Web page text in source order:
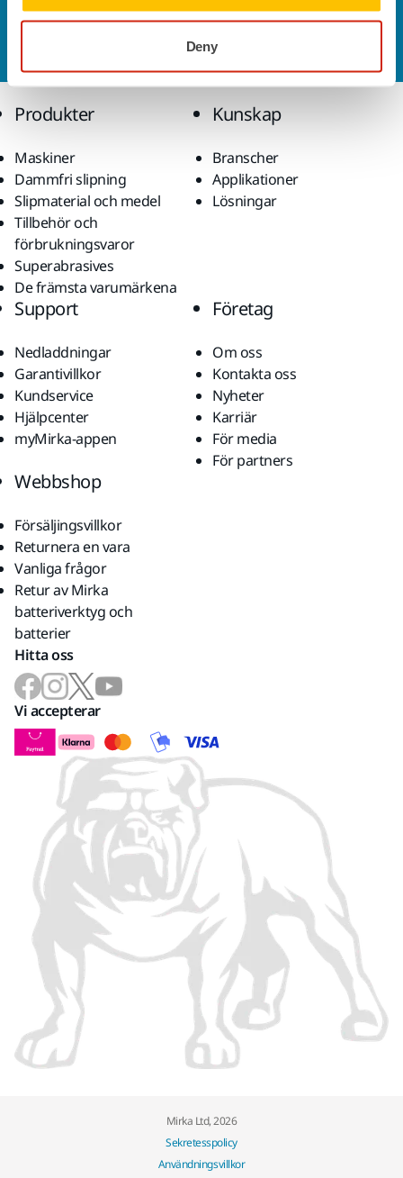
Deny
Vill du veta mer?Kontakta ossså besvarar vår
kundservice gärna dina frågor.
Produkter
Maskiner
Dammfri slipning
Slipmaterial och medel
Tillbehör och
förbrukningsvaror
Superabrasives
De främsta varumärkena
Kunskap
Branscher
Applikationer
Lösningar
Support
Nedladdningar
Garantivillkor
Kundservice
Hjälpcenter
myMirka-appen
Företag
Om oss
Kontakta oss
Nyheter
Karriär
För media
För partners
Webbshop
Försäljingsvillkor
Returnera en vara
Vanliga frågor
Retur av Mirka
batteriverktyg och
batterier
Hitta oss
Vi accepterar
Mirka Ltd, 2026
Sekretesspolicy
Användningsvillkor